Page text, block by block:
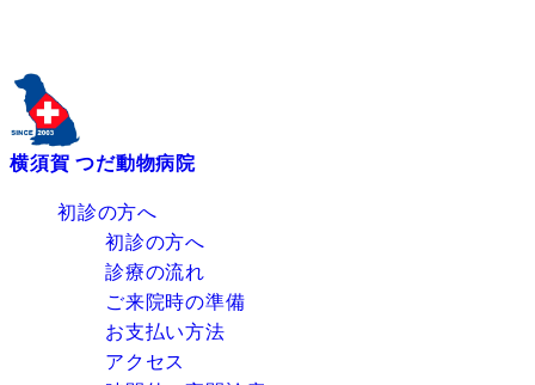
横須賀 つだ動物病院
初診の方へ
初診の方へ
診療の流れ
ご来院時の準備
お支払い方法
アクセス